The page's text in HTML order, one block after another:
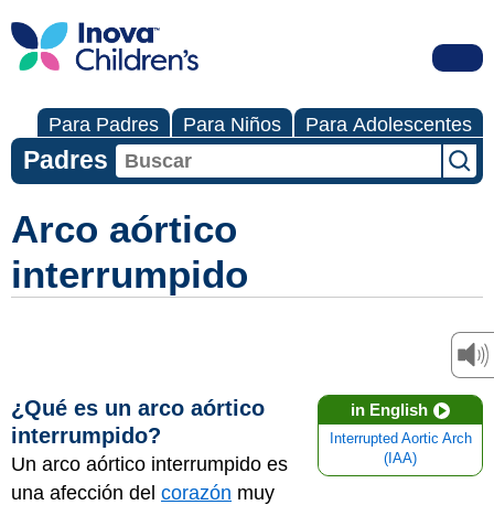
Para Padres Para Niños Para Adolescentes
Padres
Arco aórtico
interrumpido
in English
Interrupted Aortic Arch
(IAA)
¿Qué es un arco aórtico
interrumpido?
Un arco aórtico interrumpido es
una afección del corazón muy